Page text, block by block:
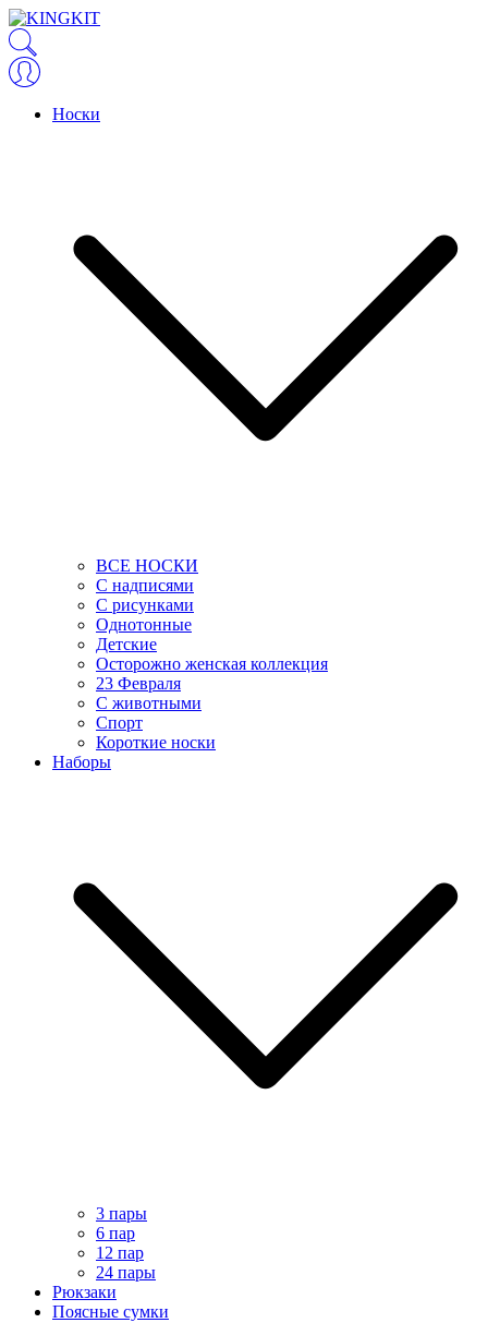
Носки
ВСЕ НОСКИ
С надписями
С рисунками
Однотонные
Детские
Осторожно женская коллекция
23 Февраля
С животными
Спорт
Короткие носки
Наборы
3 пары
6 пар
12 пар
24 пары
Рюкзаки
Поясные сумки